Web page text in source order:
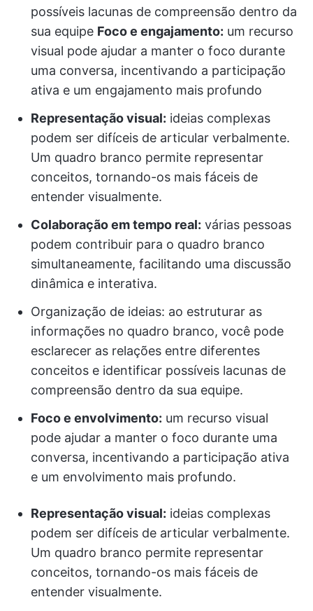
possíveis lacunas de compreensão dentro da
sua equipe Foco e engajamento: um recurso
visual pode ajudar a manter o foco durante
uma conversa, incentivando a participação
ativa e um engajamento mais profundo
Representação visual: ideias complexas
podem ser difíceis de articular verbalmente.
Um quadro branco permite representar
conceitos, tornando-os mais fáceis de
entender visualmente.
Colaboração em tempo real: várias pessoas
podem contribuir para o quadro branco
simultaneamente, facilitando uma discussão
dinâmica e interativa.
Organização de ideias: ao estruturar as
informações no quadro branco, você pode
esclarecer as relações entre diferentes
conceitos e identificar possíveis lacunas de
compreensão dentro da sua equipe.
Foco e envolvimento: um recurso visual
pode ajudar a manter o foco durante uma
conversa, incentivando a participação ativa
e um envolvimento mais profundo.
Representação visual: ideias complexas
podem ser difíceis de articular verbalmente.
Um quadro branco permite representar
conceitos, tornando-os mais fáceis de
entender visualmente.